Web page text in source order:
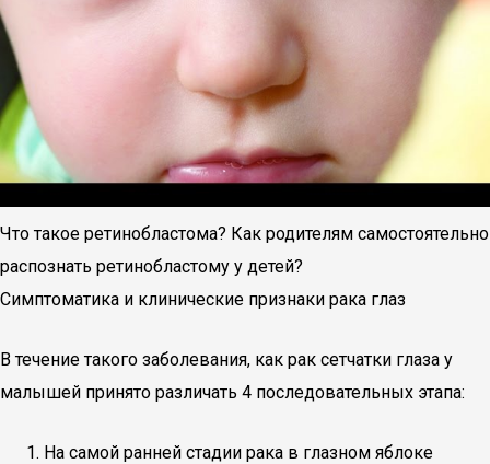
Что такое ретинобластома? Как родителям самостоятельно
распознать ретинобластому у детей?
Симптоматика и клинические признаки рака глаз
В течение такого заболевания, как рак сетчатки глаза у
малышей принято различать 4 последовательных этапа:
На самой ранней стадии рака в глазном яблоке